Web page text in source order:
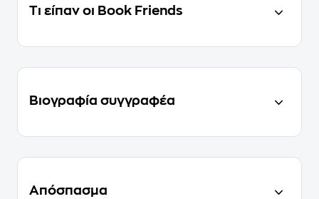
Τι είπαν οι Book Friends
Βιογραφία συγγραφέα
Απόσπασμα